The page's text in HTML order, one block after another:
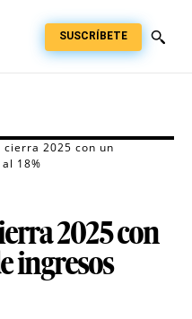
SUSCRÍBETE
cierra 2025 con un
18%
2025 con
ingresos